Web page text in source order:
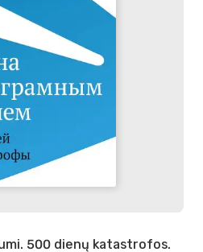
500 dienų katastrofos.